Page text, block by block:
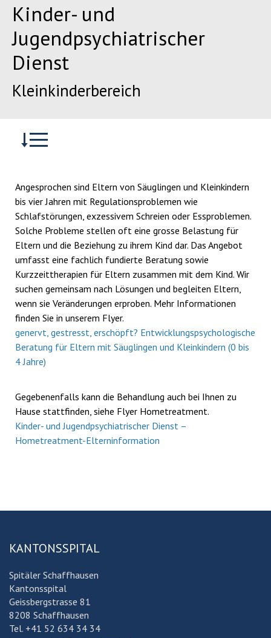
Kinder- und
Jugendpsychiatrischer
Dienst
Kleinkinderbereich
Angesprochen sind Eltern von Säuglingen und Kleinkindern
bis vier Jahren mit Regulationsproblemen wie
Schlafstörungen, exzessivem Schreien oder Essproblemen.
Solche Probleme stellen oft eine grosse Belastung für
Eltern und die Beziehung zu ihrem Kind dar. Das Angebot
umfasst eine fachlich fundierte Beratung sowie
Kurzzeittherapien für Eltern zusammen mit dem Kind. Wir
suchen gemeinsam nach Lösungen und begleiten Eltern,
wenn sie Veränderungen erproben. Mehr Informationen
finden Sie in unserem Flyer.
genervt, gestresst, erschöpft? Entwicklungspsychologische
Beratung für Eltern mit Säuglingen und Kleinkindern (0 bis
4 Jahre)
Gegebenenfalls kann die Behandlung auch bei Ihnen zu
Hause stattfinden, siehe Flyer Hometreatment.
Kinder- und Jugendpsychiatrischer Dienst –
Hometreatment-Elterninformation
KANTONSSPITAL
Spitäler Schaffhausen
Kantonsspital
Geissbergstrasse 81
8208 Schaffhausen
Tel. +41 52 634 34 34